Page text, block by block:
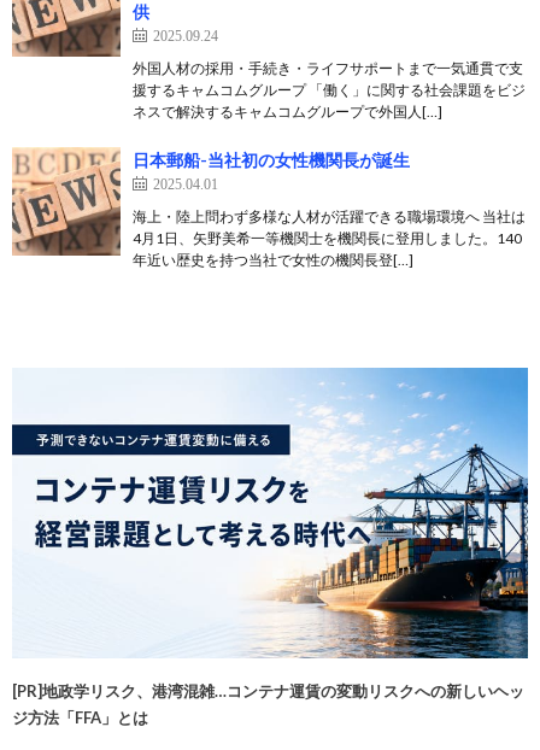
供
2025.09.24
外国人材の採用・手続き・ライフサポートまで一気通貫で支
援するキャムコムグループ 「働く」に関する社会課題をビジ
ネスで解決するキャムコムグループで外国人[…]
日本郵船-当社初の女性機関長が誕生
2025.04.01
海上・陸上問わず多様な人材が活躍できる職場環境へ 当社は
4月1日、矢野美希一等機関士を機関長に登用しました。140
年近い歴史を持つ当社で女性の機関長登[…]
[PR]地政学リスク、港湾混雑…コンテナ運賃の変動リスクへの新しいヘッ
ジ方法「FFA」とは